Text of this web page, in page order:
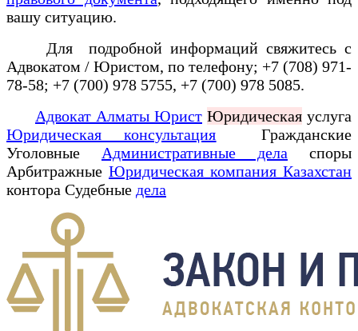
вашу ситуацию.
Для подробной информаций свяжитесь с
Адвокатом / Юристом, по телефону; +7 (708) 971-
78-58; +7 (700) 978 5755, +7 (700) 978 5085.
Адвокат Алматы Юрист Юридическая услуга
Юридическая консультация Гражданские
Уголовные Административные дела споры
Арбитражные Юридическая компания Казахстан
контора Судебные дела